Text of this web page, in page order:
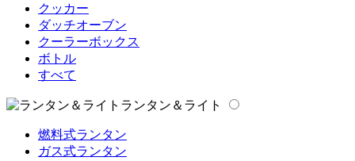
クッカー
ダッチオーブン
クーラーボックス
ボトル
すべて
ランタン＆ライト
燃料式ランタン
ガス式ランタン